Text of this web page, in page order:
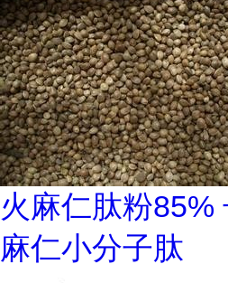
火麻仁肽粉85%
麻仁小分子肽